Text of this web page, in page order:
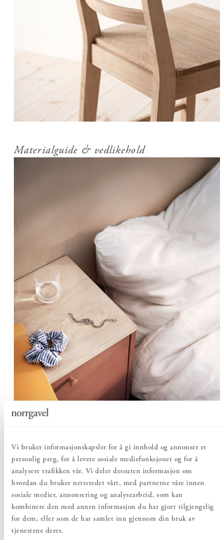
Vi bruker informasjonskapsler for å gi innhold og annonser et
personlig preg, for å levere sosiale mediefunksjoner og for å
analysere trafikken vår. Vi deler dessuten informasjon om
hvordan du bruker nettstedet vårt, med partnerne våre innen
sosiale medier, annonsering og analysearbeid, som kan
kombinere den med annen informasjon du har gjort tilgjengelig
for dem, eller som de har samlet inn gjennom din bruk av
tjenestene deres.
Materialguide & vedlikehold
Møbler av massivt tre